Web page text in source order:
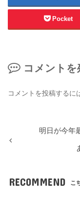
Pocket
コメントを
コメントを投稿するに
明日が今年
RECOMMEND こ